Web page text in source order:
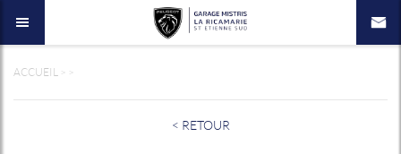
ACCUEIL
< RETOUR